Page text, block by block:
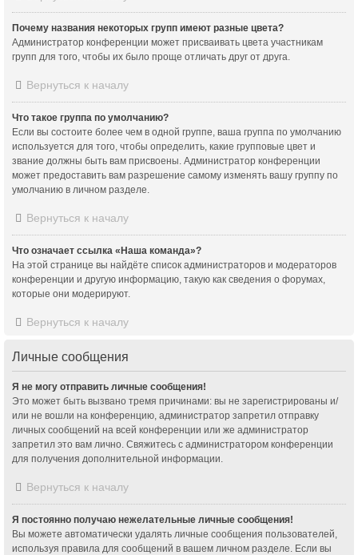
Почему названия некоторых групп имеют разные цвета?
Администратор конференции может присваивать цвета участникам
групп для того, чтобы их было проще отличать друг от друга.
Вернуться к началу
Что такое группа по умолчанию?
Если вы состоите более чем в одной группе, ваша группа по умолчанию
используется для того, чтобы определить, какие групповые цвет и
звание должны быть вам присвоены. Администратор конференции
может предоставить вам разрешение самому изменять вашу группу по
умолчанию в личном разделе.
Вернуться к началу
Что означает ссылка «Наша команда»?
На этой странице вы найдёте список администраторов и модераторов
конференции и другую информацию, такую как сведения о форумах,
которые они модерируют.
Вернуться к началу
Личные сообщения
Я не могу отправить личные сообщения!
Это может быть вызвано тремя причинами: вы не зарегистрированы и/
или не вошли на конференцию, администратор запретил отправку
личных сообщений на всей конференции или же администратор
запретил это вам лично. Свяжитесь с администратором конференции
для получения дополнительной информации.
Вернуться к началу
Я постоянно получаю нежелательные личные сообщения!
Вы можете автоматически удалять личные сообщения пользователей,
используя правила для сообщений в вашем личном разделе. Если вы